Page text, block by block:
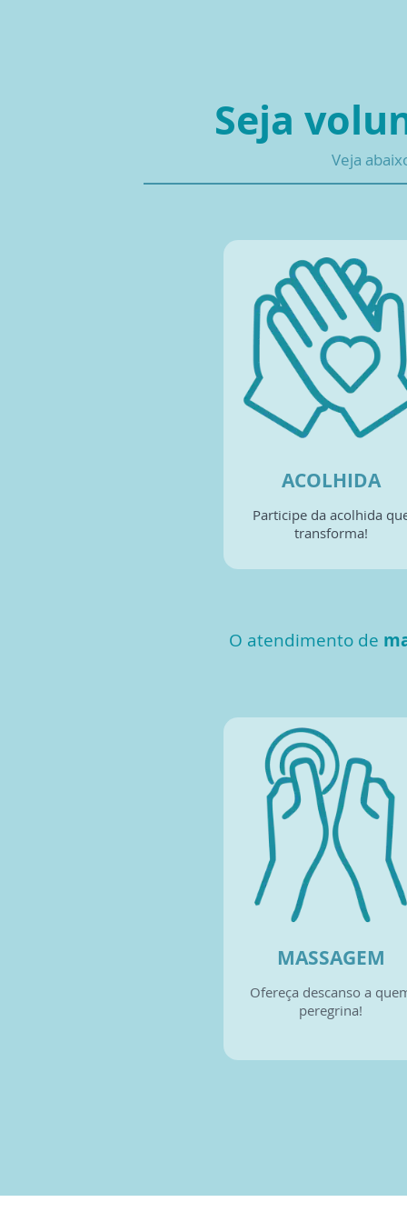
Seja
Veja
ACOLHIDA
Participe da acolhida
transforma!
O atendimento de
MASSAGEM
Ofereça descanso a
peregrina!